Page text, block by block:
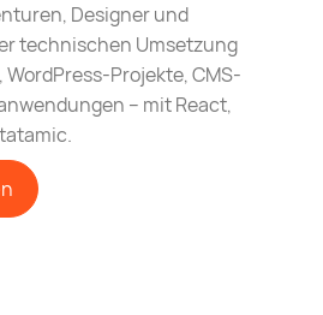
Designer und
technischen Umsetzung
Projekte, CMS-
– mit React,